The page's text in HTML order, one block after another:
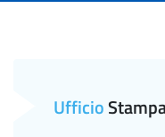
Ufficio